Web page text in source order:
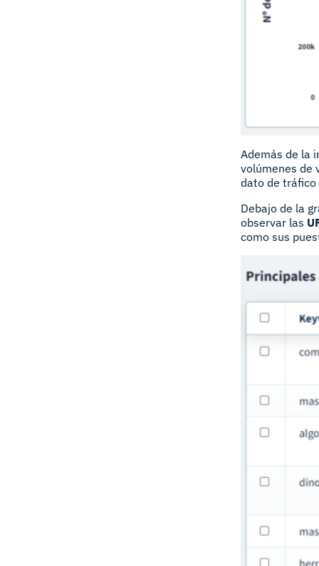
Además de la
volúmenes de
dato de tráfico
Debajo de la
observar las
como sus